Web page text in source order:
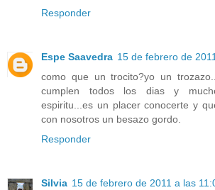
Responder
Espe Saavedra 15 de febrero de
como que un trocito?yo un
cumplen todos los dias y
espiritu...es un placer conocerte y
con nosotros un besazo gordo.
Responder
Silvia 15 de febrero de 2011 a las